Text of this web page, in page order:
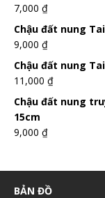
7,000 ₫
Chậu đất nung
9,000 ₫
Chậu đất nung
11,000 ₫
Chậu đất nung
15cm
9,000 ₫
BẢN ĐỒ